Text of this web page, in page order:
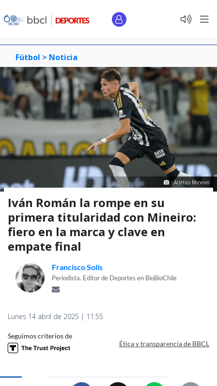
Fútbol > Noticia
Atlético Mineiro
Iván Román la rompe en su
primera titularidad con Mineiro:
fiero en la marca y clave en
empate final
Francisco Solís
Periodista. Editor de Deportes en BioBioChile
Lunes 14 abril de 2025 | 11:55
Seguimos criterios de
Ética y transparencia de BBCL